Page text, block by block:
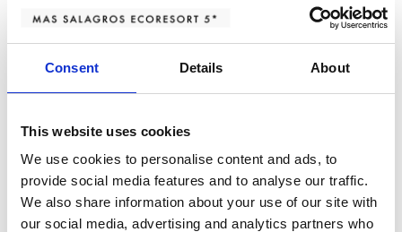
Consent Details About
This website uses cookies
We use cookies to personalise content and ads, to
provide social media features and to analyse our traffic.
We also share information about your use of our site with
our social media, advertising and analytics partners who
Serralada Litoral para beneficiarte del poder relajante de la
Rutas en e-bike
recorre los caminos que pasan por Mas
Salagros de una forma muy original montado en una de
Rutas de senderismo:pasea por la Serralada Litoral y
descubre las impresionantes vistas a toda esta zona de
Cataluña.